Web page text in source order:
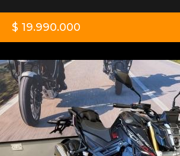
$ 19.990.000